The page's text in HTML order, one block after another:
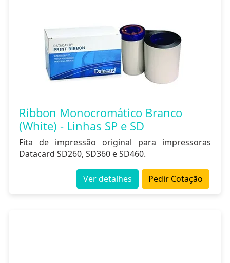
Ribbon Monocromático Branco
(White) - Linhas SP e SD
Fita de impressão original para impressoras
Datacard SD260, SD360 e SD460.
Pedir Cotação
Ver detalhes